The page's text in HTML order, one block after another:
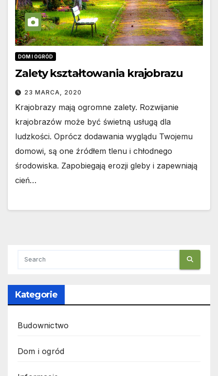
DOM I OGRÓD
Zalety kształtowania krajobrazu
23 MARCA, 2020
Krajobrazy mają ogromne zalety. Rozwijanie
krajobrazów może być świetną usługą dla
ludzkości. Oprócz dodawania wyglądu Twojemu
domowi, są one źródłem tlenu i chłodnego
środowiska. Zapobiegają erozji gleby i zapewniają
cień…
Kategorie
Budownictwo
Dom i ogród